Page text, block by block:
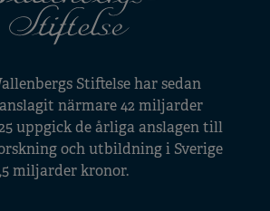
Stiftelse har sedan
närmare 42 miljarder
uppgick de årliga anslagen till
och utbildning i Sverige
miljarder kronor.